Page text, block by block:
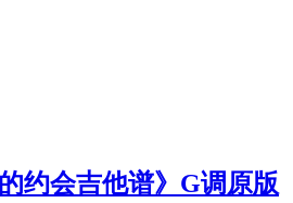
约会吉他谱》G调原版